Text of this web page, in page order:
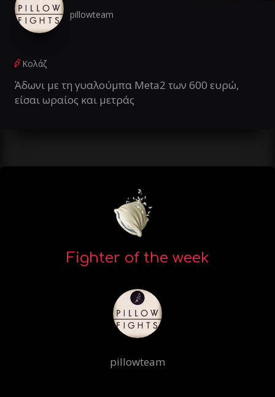
pillowteam
Κολάζ
Άδωνι με τη γυαλούμπα Meta2 των 600 ευρώ,
είσαι ωραίος και μετράς
Fighter of the week
pillowteam